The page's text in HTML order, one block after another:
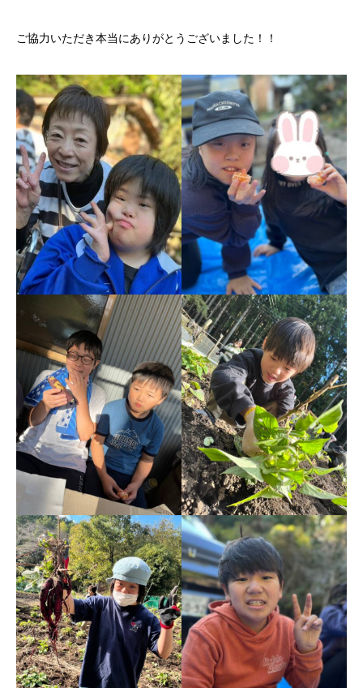
ご協力いただき本当にありがとうございました！！